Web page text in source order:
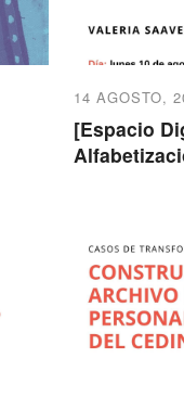
14 AGOSTO,
[Espacio